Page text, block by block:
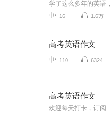
16 1.6万
高考英语作文
110 6324
高考英语作文
欢迎每天打卡，订阅